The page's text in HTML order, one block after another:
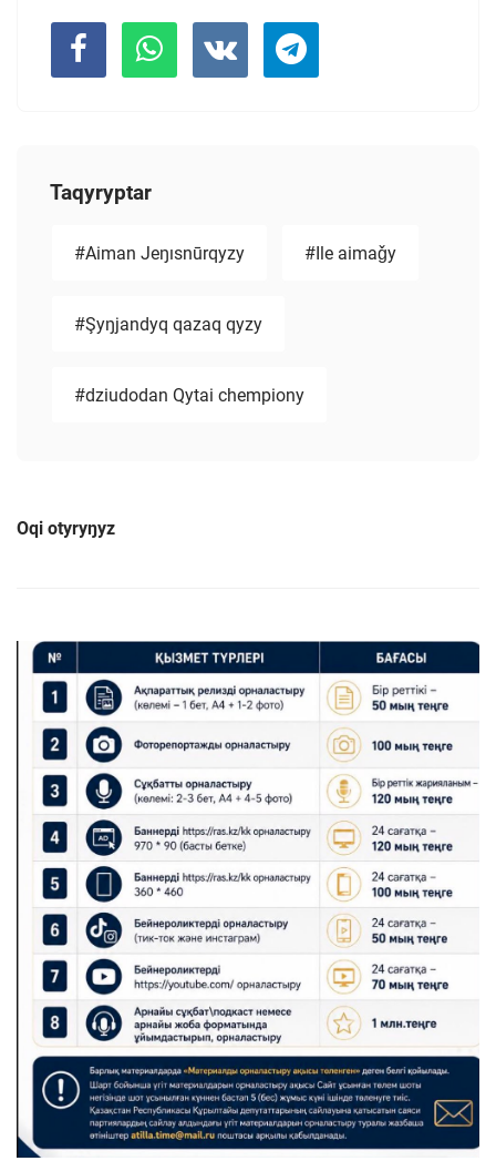
Taqyryptar
#Aiman Jeŋısnūrqyzy #Ile aimaǧy
#Şyŋjandyq qazaq qyzy
#dziudodan Qytai chempiony
Oqi otyryŋyz